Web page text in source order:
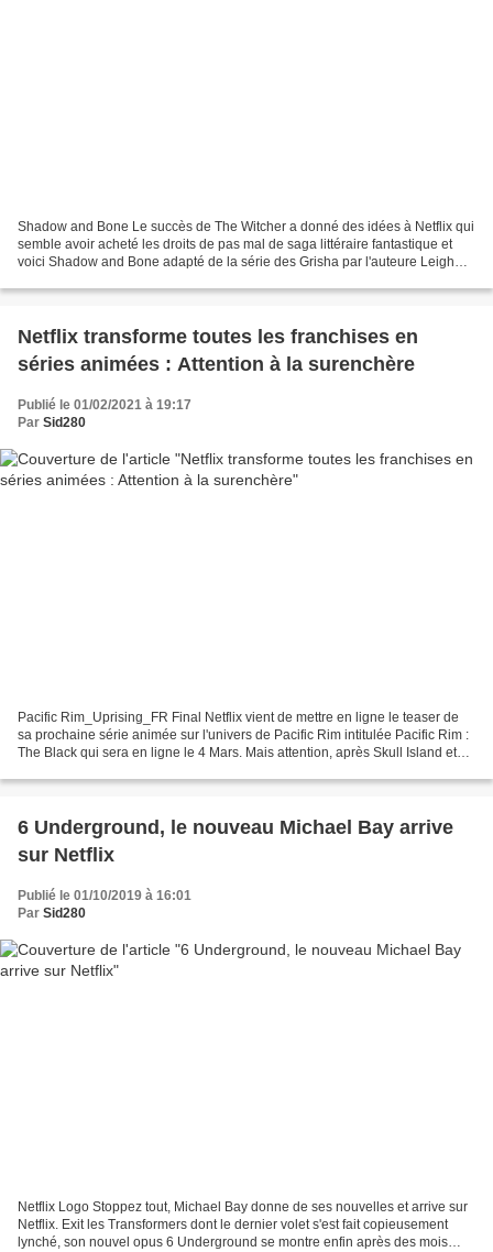
Shadow and Bone Le succès de The Witcher a donné des idées à Netflix qui
semble avoir acheté les droits de pas mal de saga littéraire fantastique et
voici Shadow and Bone adapté de la série des Grisha par l'auteure Leigh
Netflix transforme toutes les franchises en
séries animées : Attention à la surenchère
Publié le 01/02/2021 à 19:17
Par Sid280
Pacific Rim_Uprising_FR Final Netflix vient de mettre en ligne le teaser de
sa prochaine série animée sur l'univers de Pacific Rim intitulée Pacific Rim :
The Black qui sera en ligne le 4 Mars. Mais attention, après Skull Island et
6 Underground, le nouveau Michael Bay arrive
sur Netflix
Publié le 01/10/2019 à 16:01
Par Sid280
Netflix Logo Stoppez tout, Michael Bay donne de ses nouvelles et arrive sur
Netflix. Exit les Transformers dont le dernier volet s'est fait copieusement
lynché, son nouvel opus 6 Underground se montre enfin après des mois